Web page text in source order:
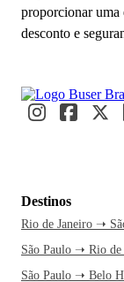
proporcionar uma
desconto e
Destinos
Rio de Janeiro ➝
São Paulo ➝ Rio de
São Paulo ➝ Belo